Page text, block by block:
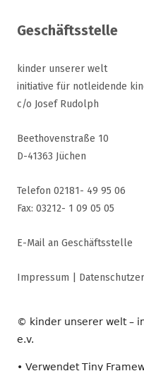
Geschäftsstelle
kinder unserer welt
initiative für notleidende
c/o Josef Rudolph
Beethovenstraße 10
D-41363 Jüchen
Telefon 02181- 49 95 06
Fax: 03212- 1 09 05 05
E-Mail an Geschäftsstelle
Impressum
© kinder unserer welt –
e.v.
• VerwendetTiny